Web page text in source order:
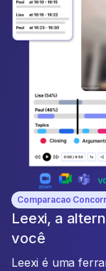
Comparacao
Leexi, a
você
Leexi é uma